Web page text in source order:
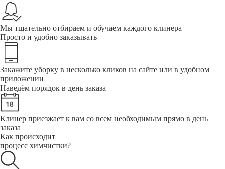
Мы тщательно отбираем и обучаем каждого клинера
Просто и удобно заказывать
Закажите уборку в несколько кликов на сайте или в удобном
приложении
Наведём порядок в день заказа
Клинер приезжает к вам со всем необходимым прямо в день
заказа
Как происходит
процесс химчистки?